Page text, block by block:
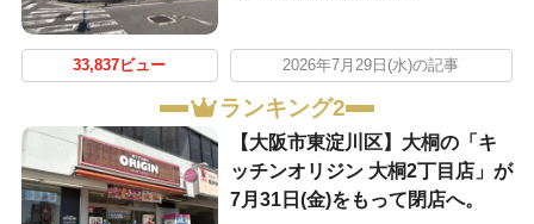
33,837ビュー 2026年7月29日(水)の記事
ランキング2
【大阪市東淀川区】大桐の「キ
ッチンオリジン 大桐2丁目店」が
7月31日(金)をもって閉店へ。